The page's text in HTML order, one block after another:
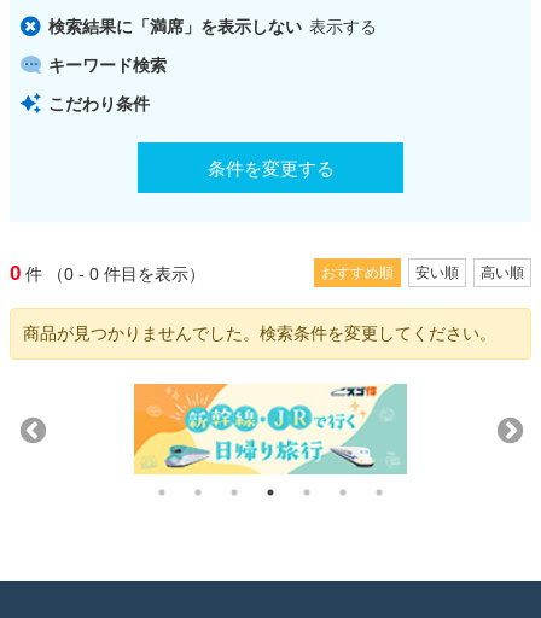
検索結果に「満席」を表示しない 表示する
キーワード検索
こだわり条件
条件を変更する
0 件 （0 - 0 件目を表示） おすすめ順 安い順 高い順
商品が見つかりませんでした。検索条件を変更してください。